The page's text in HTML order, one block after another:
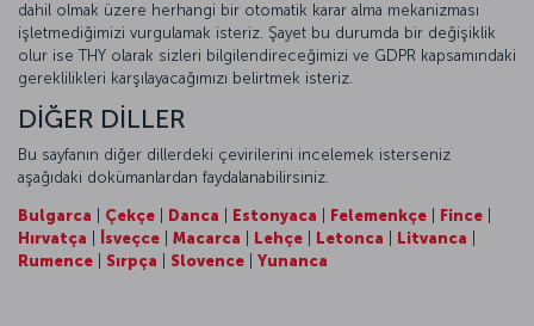
dahil olmak üzere herhangi bir otomatik karar alma mekanizması
işletmediğimizi vurgulamak isteriz. Şayet bu durumda bir değişiklik
olur ise THY olarak sizleri bilgilendireceğimizi ve GDPR kapsamındaki
gereklilikleri karşılayacağımızı belirtmek isteriz.
DİĞER DİLLER
Bu sayfanın diğer dillerdeki çevirilerini incelemek isterseniz
aşağıdaki dokümanlardan faydalanabilirsiniz.
Bulgarca Çekçe Danca Estonyaca Felemenkçe Fince
Hırvatça
İsveçce Macarca Lehçe Letonca Litvanca
Rumence
Sırpça Slovence Yunanca